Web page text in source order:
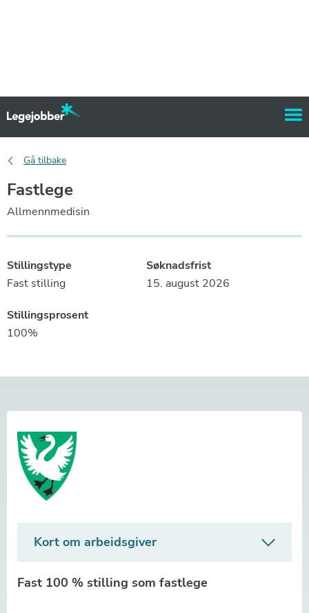
Gå tilbake
Fastlege
Allmennmedisin
Stillingstype
Fast stilling
Søknadsfrist
15. august 2026
Stillingsprosent
100%
Kort om arbeidsgiver
Fast 100 % stilling som fastlege